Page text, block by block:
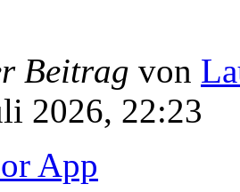
Beitrag von
2026, 22:23
App